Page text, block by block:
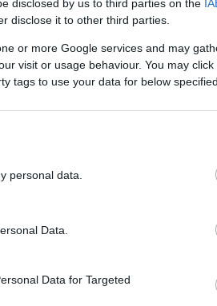
disclosed by us to third parties on the
disclose it to other third parties.
or more Google services and may
visit or usage behaviour. You may
tags to use your data for below
personal data.
Data.
Data for Targeted
pár percig.
egy kevés szójaszószt.
szétfőnek és a zöldségek
besűrűsödjön.
átmelegedjen az étel.